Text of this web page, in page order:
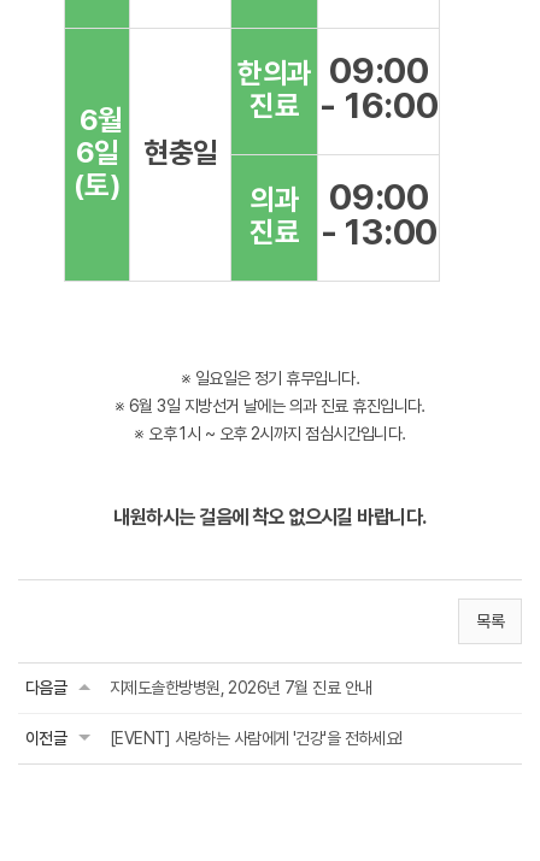
6월
6일
(토)
현충일
한의과
진료
09:00
- 16:00
의과
진료
09:00
- 13:00
※ 일요일은 정기 휴무입니다.
※ 6월 3일 지방선거 날에는 의과 진료 휴진입니다.
※ 오후 1시 ~ 오후 2시까지 점심시간입니다.
내원하시는 걸음에 착오 없으시길 바랍니다.
목록
다음글 지제도솔한방병원, 2026년 7월 진료 안내
이전글 [EVENT] 사랑하는 사람에게 '건강'을 전하세요!